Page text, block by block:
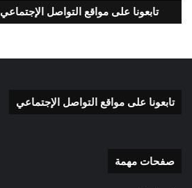
تابعونا على مواقع التواصل الإجتماعي
تابعونا على مواقع التواصل الإجتماعي
صفحات مهمة